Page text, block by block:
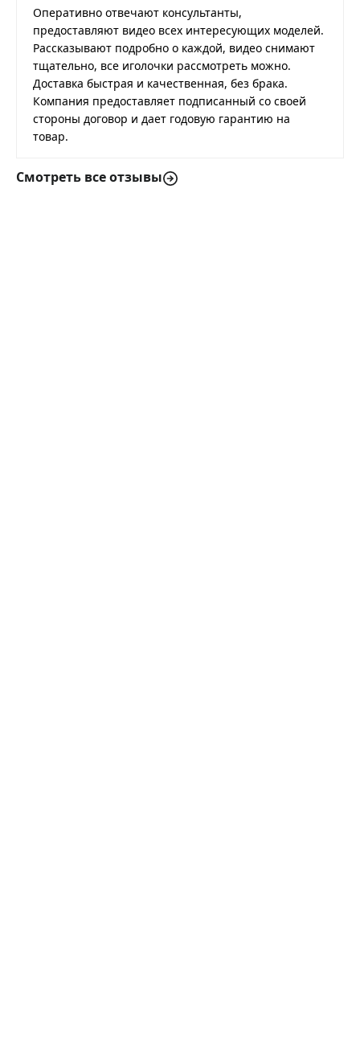
Оперативно отвечают консультанты,
предоставляют видео всех интересующих моделей.
Рассказывают подробно о каждой, видео снимают
тщательно, все иголочки рассмотреть можно.
Доставка быстрая и качественная, без брака.
Компания предоставляет подписанный со своей
стороны договор и дает годовую гарантию на
товар.
Смотреть все отзывы